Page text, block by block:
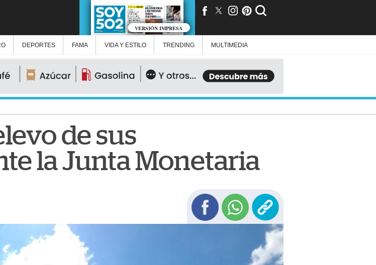
VERSIÓN IMPRESA
DEPORTES FAMA VIDA Y ESTILO TRENDING MULTIMEDIA
de sus
la Junta Monetaria